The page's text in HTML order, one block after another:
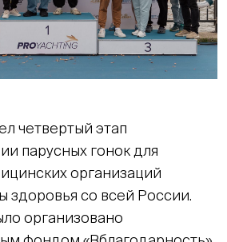
четвертый этап
парусных гонок для
организаций
здоровья со всей России.
организовано